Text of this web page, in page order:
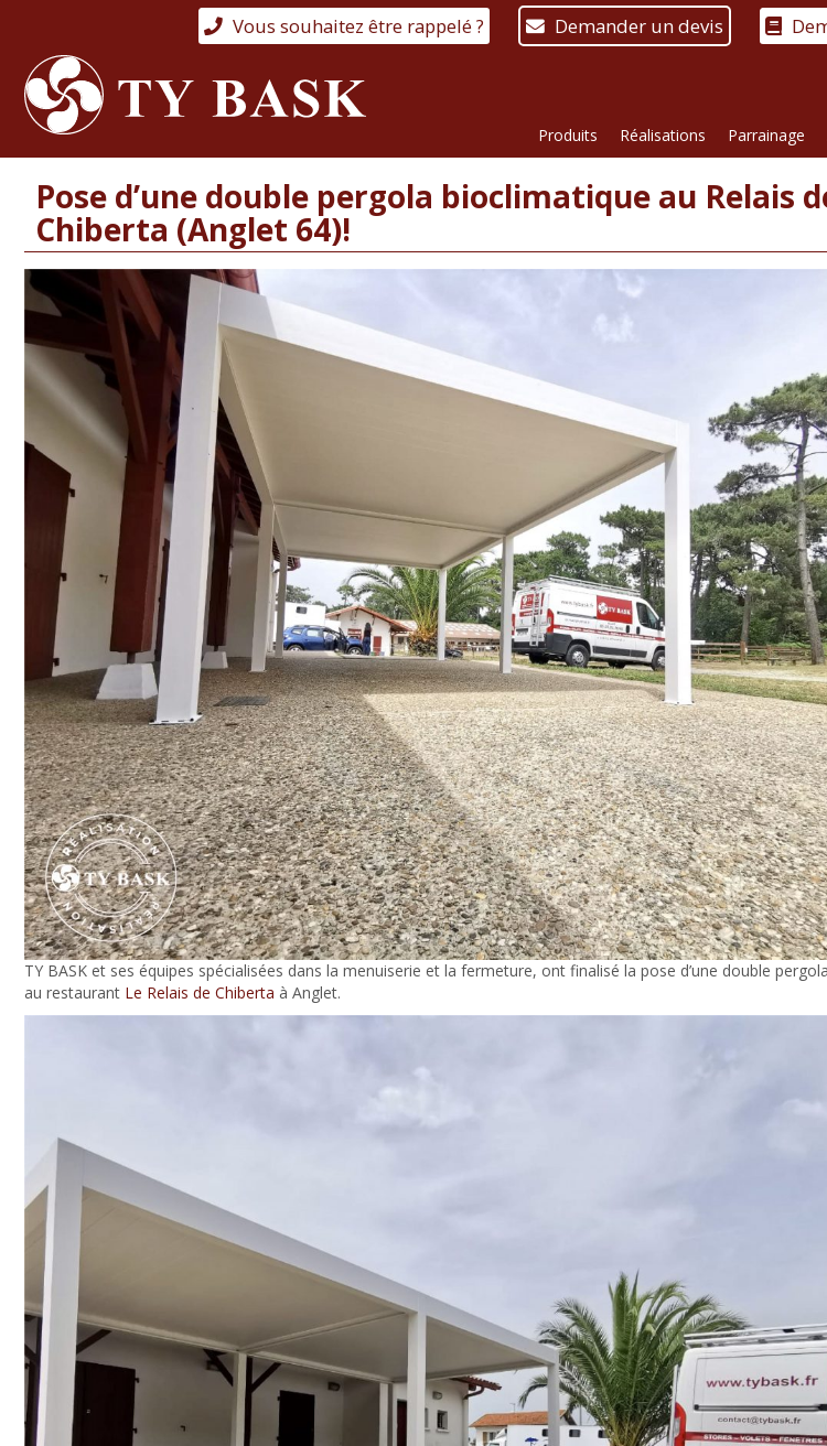
Vous souhaitez être rappelé ? Demander un devis
Produits Réalisations Parrainage
Pose d’une double pergola bioclimatique au Relais
Chiberta (Anglet 64)!
TY BASK et ses équipes spécialisées dans la menuiserie et la fermeture, ont finalisé la pose d’une double
au restaurant Le Relais de Chiberta à Anglet.